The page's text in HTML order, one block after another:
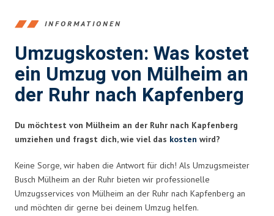
INFORMATIONEN
Umzugskosten: Was kostet
ein Umzug von Mülheim an
der Ruhr nach Kapfenberg
Du möchtest von Mülheim an der Ruhr nach Kapfenberg
umziehen und fragst dich, wie viel das kosten wird?
Keine Sorge, wir haben die Antwort für dich! Als Umzugsmeister
Busch Mülheim an der Ruhr bieten wir professionelle
Umzugsservices von Mülheim an der Ruhr nach Kapfenberg an
und möchten dir gerne bei deinem Umzug helfen.